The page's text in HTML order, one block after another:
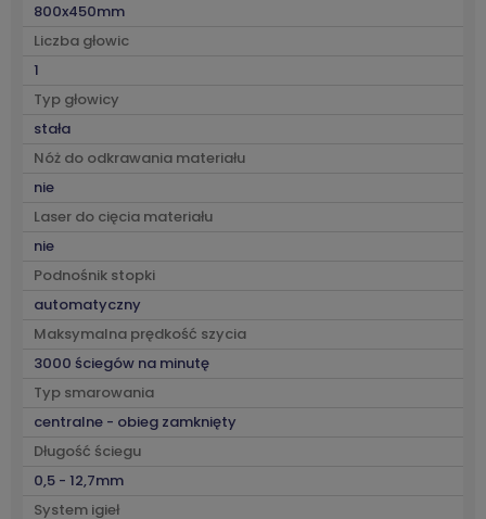
800x450mm
Liczba głowic
1
Typ głowicy
stała
Nóż do odkrawania materiału
nie
Laser do cięcia materiału
nie
Podnośnik stopki
automatyczny
Maksymalna prędkość szycia
3000 ściegów na minutę
Typ smarowania
centralne - obieg zamknięty
Długość ściegu
0,5 - 12,7mm
System igieł